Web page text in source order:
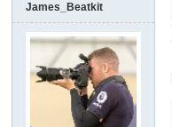
James_Beatkit